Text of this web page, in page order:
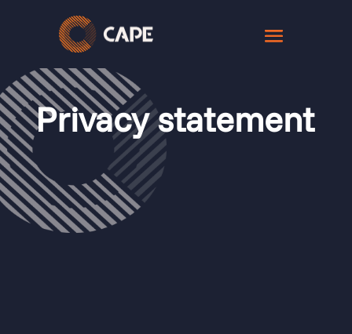
Privacy statement